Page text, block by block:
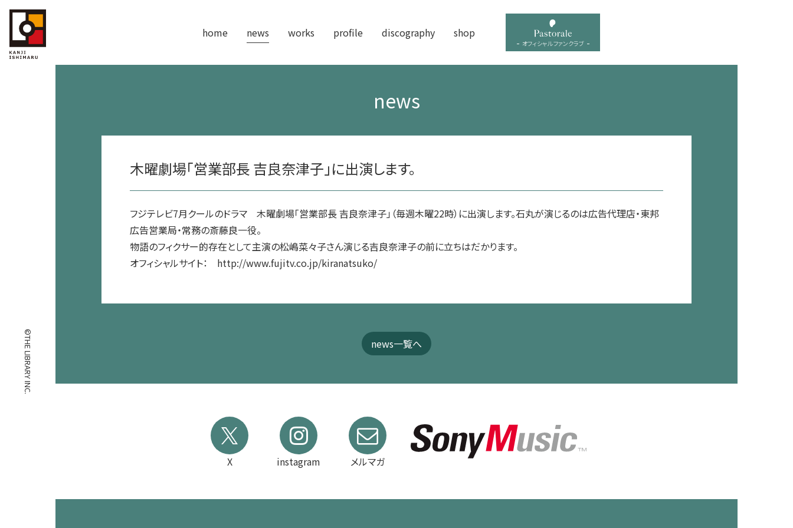
home news works profile discography shop
オフィシャル ファンクラブ
news
木曜劇場「営業部長 吉良奈津子」に出演します。
フジテレビ7月クールのドラマ 木曜劇場「営業部長 吉良奈津子」（毎週木曜22時）に出演します。石丸が演じるのは広告代理店・東邦
広告営業局・常務の斎藤良一役。
物語のフィクサー的存在として主演の松嶋菜々子さん演じる吉良奈津子の前に立ちはだかります。
オフィシャルサイト： http://www.fujitv.co.jp/kiranatsuko/
news一覧へ
X instagram メルマガ
©THE LIBRARY INC.